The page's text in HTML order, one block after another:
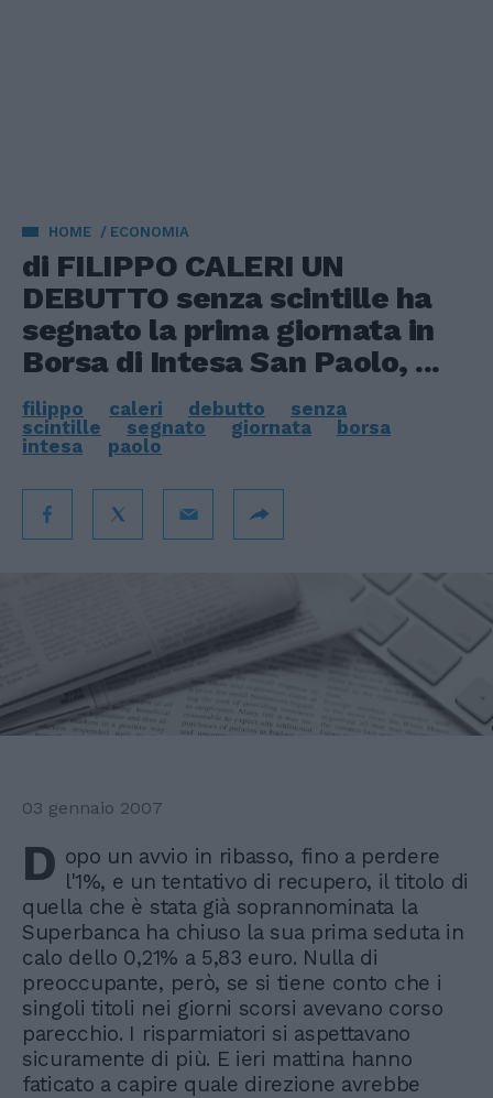
HOME ECONOMIA
di FILIPPO CALERI UN
DEBUTTO senza scintille ha
segnato la prima giornata in
Borsa di Intesa San Paolo, ...
filippo caleri debutto
senza
scintille
segnato giornata
borsa
intesa
paolo
03 gennaio 2007
D opo un avvio in ribasso, fino a perdere
l'1%, e un tentativo di recupero, il titolo di
quella che è stata già soprannominata la
Superbanca ha chiuso la sua prima seduta in
calo dello 0,21% a 5,83 euro. Nulla di
preoccupante, però, se si tiene conto che i
singoli titoli nei giorni scorsi avevano corso
parecchio. I risparmiatori si aspettavano
sicuramente di più. E ieri mattina hanno
faticato a capire quale direzione avrebbe